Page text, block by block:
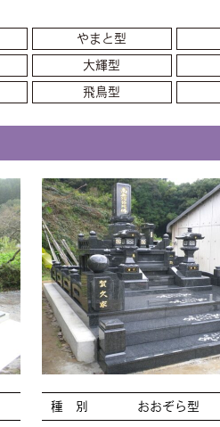
やまと型
大輝型
飛鳥型
種 別 おおぞら型